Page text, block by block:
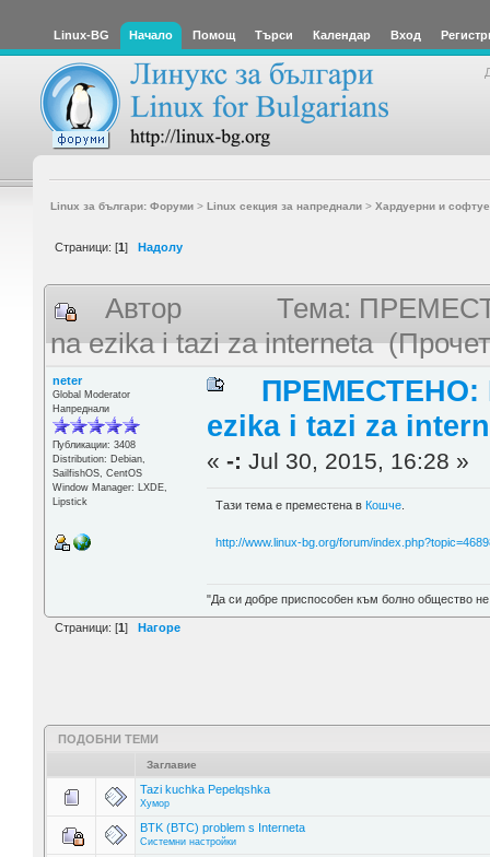
Linux-BG Начало Помощ Търси Календар Вход
Linux за българи: Форуми> Linux секция за напреднали> Хардуерни и
Страници: [1] Надолу
Автор
Тема:
na ezika i tazi za interneta
neter
Global Moderator
Напреднали
Публикации: 3408
Distribution: Debian,
SailfishOS, CentOS
Window Manager: LXDE,
Lipstick
ПРЕМЕСТЕНО:
ezika i tazi za
«-: Jul 30, 2015, 16:28 »
Тази тема е преместена в Кошче
http://www.linux-bg.org/forum/
"Да си добре приспособен към болно общество
Страници: [1] Нагоре
ПОДОБНИ ТЕМИ
Заглавие
Tazi kuchka Pepelqshka
Хумор
BTK (BTC) problem s Interneta
Системни настройки